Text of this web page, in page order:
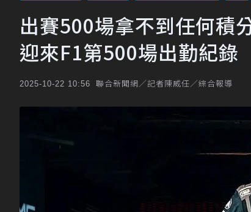
出賽500場拿不到任何積
迎來F1第500場出勤紀錄
2025-10-22 10:56 聯合新聞網／記者陳威任／綜合報導